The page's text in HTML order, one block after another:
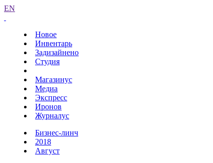
EN
Новое
Инвентарь
Задизайнено
Студия
Магазинус
Медиа
Экспресс
Иронов
Журналус
Бизнес-линч
2018
Август